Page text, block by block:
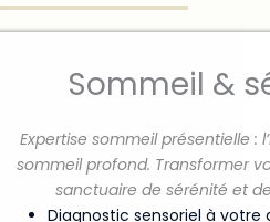
Sommeil &
Expertise sommeil présentielle :
sommeil profond. Transformer
sanctuaire de sérénité et
Diagnostic sensoriel à votre